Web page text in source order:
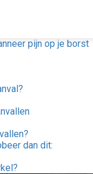
pijn op je borst
dan dit: